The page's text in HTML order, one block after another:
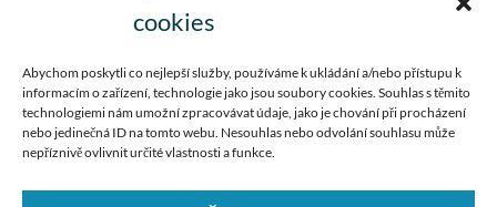
cookies
Abychom poskytli co nejlepší služby, používáme k ukládání a/nebo přístupu k
informacím o zařízení, technologie jako jsou soubory cookies. Souhlas s těmito
technologiemi nám umožní zpracovávat údaje, jako je chování při procházení
nebo jedinečná ID na tomto webu. Nesouhlas nebo odvolání souhlasu může
nepříznivě ovlivnit určité vlastnosti a funkce.
487 881 111
podatelna@mucl.cz